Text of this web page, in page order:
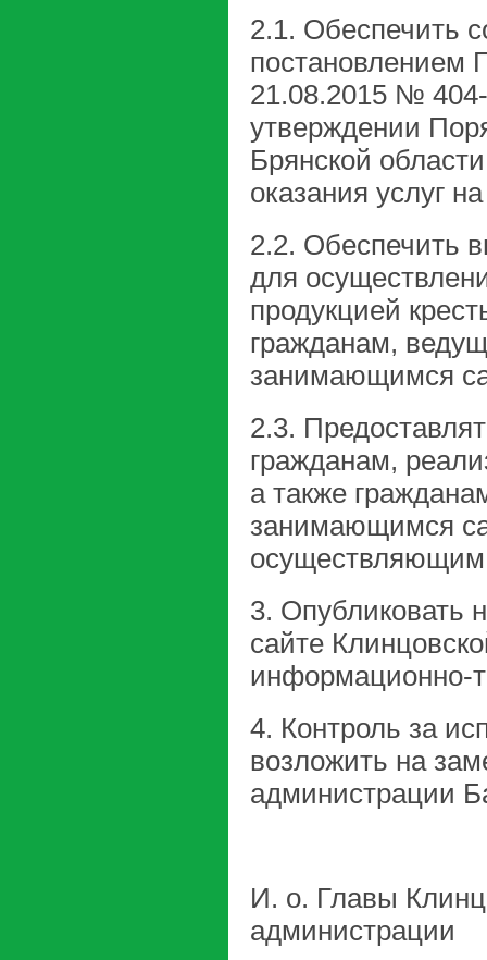
2.1. Обеспечить
постановлением
21.08.2015 №
утверждении
Брянской
оказания услуг
2.2. Обеспечить
для
продукцией
гражданам,
занимающимся
2.3.
гражданам,
а также
занимающимся
осуществляющим
3. Опубликовать
сайте
информационно-
4. Контроль за
возложить на
администрации
И. о. Главы